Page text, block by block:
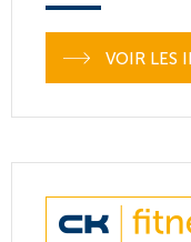
VOIR LES